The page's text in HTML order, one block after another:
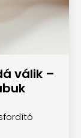
válik –